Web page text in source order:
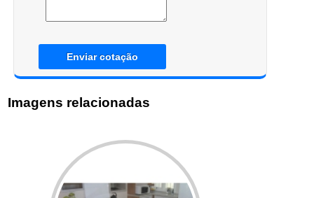
Enviar cotação
Imagens relacionadas